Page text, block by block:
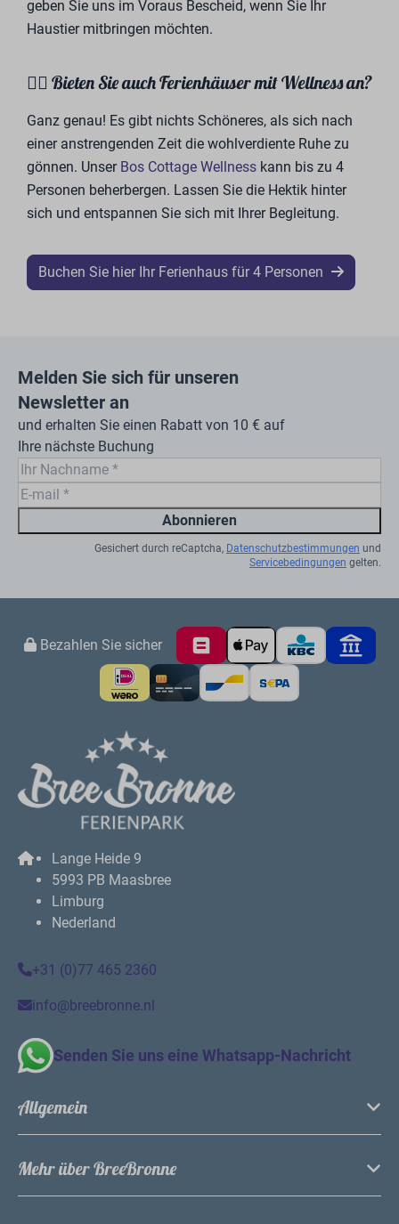
geben Sie uns im Voraus Bescheid, wenn Sie Ihr
Haustier mitbringen möchten.
💆‍♂️ Bieten Sie auch Ferienhäuser mit Wellness an?
Ganz genau! Es gibt nichts Schöneres, als sich nach
einer anstrengenden Zeit die wohlverdiente Ruhe zu
gönnen. Unser Bos Cottage Wellness kann bis zu 4
Personen beherbergen. Lassen Sie die Hektik hinter
sich und entspannen Sie sich mit Ihrer Begleitung.
Buchen Sie hier Ihr Ferienhaus für 4 Personen
Melden Sie sich für unseren
Newsletter an
und erhalten Sie einen Rabatt von 10 € auf
Ihre nächste Buchung
Abonnieren
Gesichert durch reCaptcha, Datenschutzbestimmungen und
Servicebedingungen gelten.
Bezahlen Sie sicher
Lange Heide 9
5993 PB Maasbree
Limburg
Nederland
+31 (0)77 465 2360
info@breebronne.nl
Senden Sie uns eine Whatsapp-Nachricht
Allgemein
Mehr über BreeBronne